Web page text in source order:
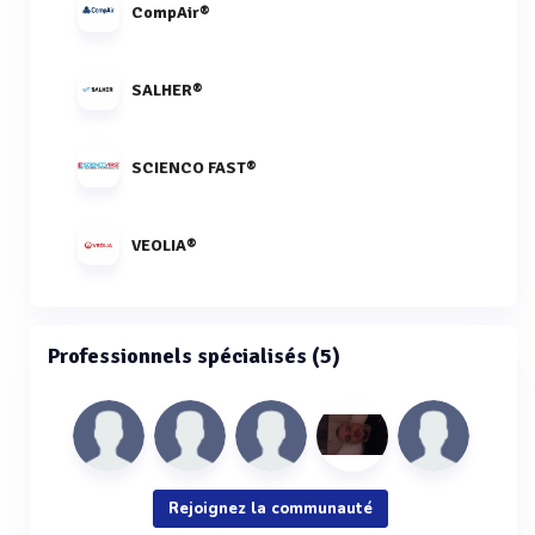
CompAir®
SALHER®
SCIENCO FAST®
VEOLIA®
Professionnels spécialisés (5)
Rejoignez la communauté